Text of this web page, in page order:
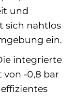
und
sich nahtlos
ein.
integrierte
-0,8 bar